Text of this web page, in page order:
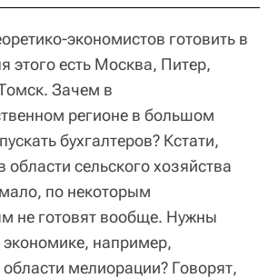
экономистов готовить в
этого есть Москва, Питер,
Зачем в
регионе в большом
бухгалтеров? Кстати,
области сельского хозяйства
по некоторым
не готовят вообще. Нужны
экономике, например,
мелиорации? Говорят,